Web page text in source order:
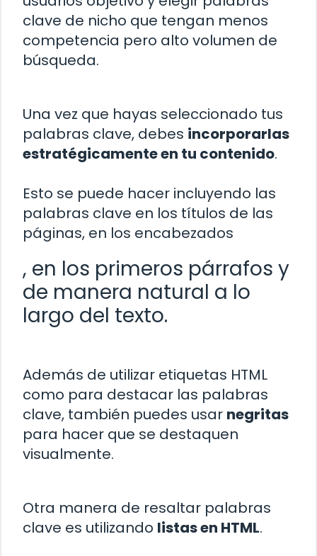
clave de nicho que tengan menos
competencia pero alto volumen de
búsqueda.
Una vez que hayas seleccionado tus
palabras clave, debes incorporarlas
estratégicamente en tu contenido.
Esto se puede hacer incluyendo las
palabras clave en los títulos de las
páginas, en los encabezados
, en los primeros párrafos y
de manera natural a lo
largo del texto.
Además de utilizar etiquetas HTML
como para destacar las palabras
clave, también puedes usar negritas
para hacer que se destaquen
visualmente.
Otra manera de resaltar palabras
clave es utilizando listas en HTML.